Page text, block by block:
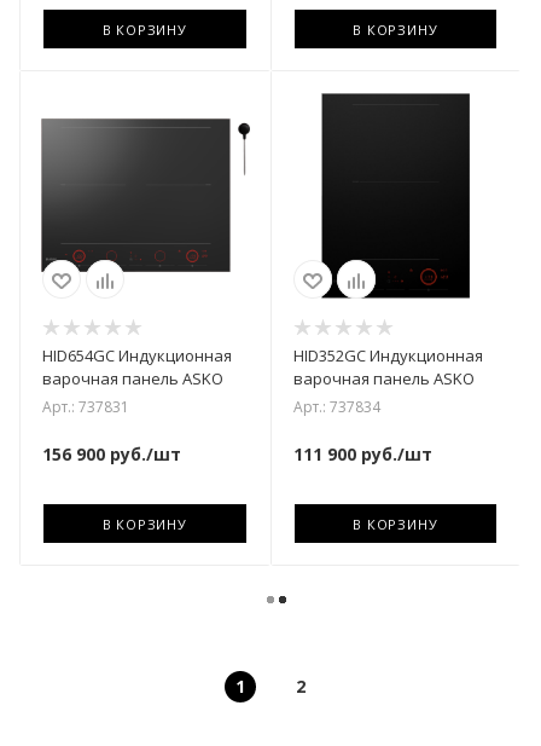
В КОРЗИНУ В КОРЗИНУ
HID654GC Индукционная
варочная панель ASKO
Арт.: 737831
156 900 руб./шт
В КОРЗИНУ
HID352GC Индукционная
варочная панель ASKO
Арт.: 737834
111 900руб./шт
В КОРЗИНУ
1 2